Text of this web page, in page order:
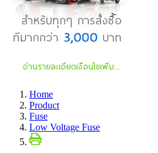
Home
Product
Fuse
Low Voltage Fuse